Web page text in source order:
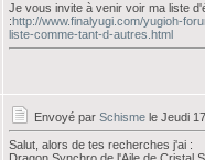
Je vous invite à venir voir ma liste
:http://www.finalyugi.com/yugioh-
liste-comme-tant-d-autres.html
Envoyé par Schisme le Jeudi
Salut, alors de tes recherches j'ai :